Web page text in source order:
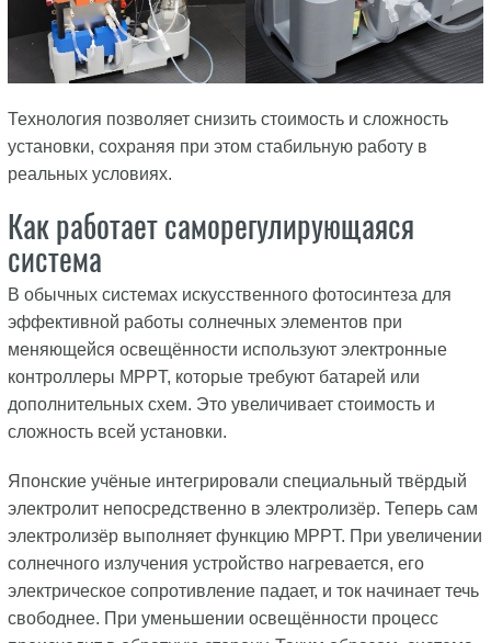
Технология позволяет снизить стоимость и сложность
установки, сохраняя при этом стабильную работу в
реальных условиях.
Как работает саморегулирующаяся
система
В обычных системах искусственного фотосинтеза для
эффективной работы солнечных элементов при
меняющейся освещённости используют электронные
контроллеры MPPT, которые требуют батарей или
дополнительных схем. Это увеличивает стоимость и
сложность всей установки.
Японские учёные интегрировали специальный твёрдый
электролит непосредственно в электролизёр. Теперь сам
электролизёр выполняет функцию MPPT. При увеличении
солнечного излучения устройство нагревается, его
электрическое сопротивление падает, и ток начинает течь
свободнее. При уменьшении освещённости процесс